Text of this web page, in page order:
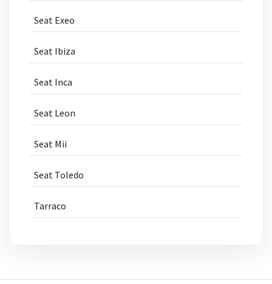
Seat Exeo
Seat Ibiza
Seat Inca
Seat Leon
Seat Mii
Seat Toledo
Tarraco